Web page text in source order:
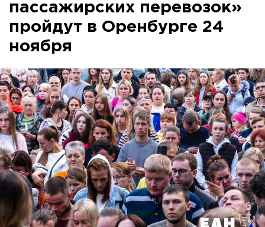
пассажирских перевозок»
пройдут в Оренбурге 24
ноября